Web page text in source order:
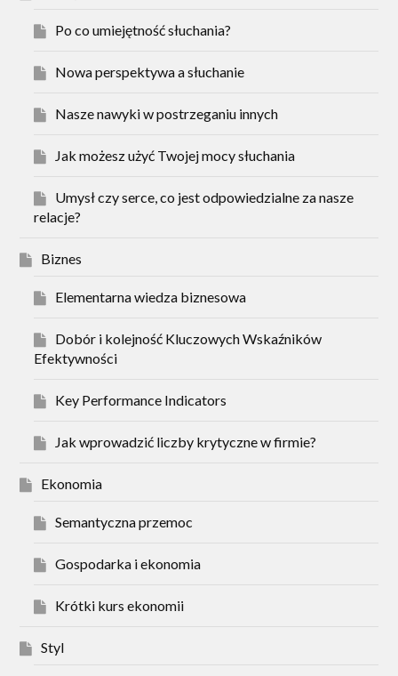
Po co umiejętność słuchania?
Nowa perspektywa a słuchanie
Nasze nawyki w postrzeganiu innych
Jak możesz użyć Twojej mocy słuchania
Umysł czy serce, co jest odpowiedzialne za nasze
relacje?
Biznes
Elementarna wiedza biznesowa
Dobór i kolejność Kluczowych Wskaźników
Efektywności
Key Performance Indicators
Jak wprowadzić liczby krytyczne w firmie?
Ekonomia
Semantyczna przemoc
Gospodarka i ekonomia
Krótki kurs ekonomii
Styl